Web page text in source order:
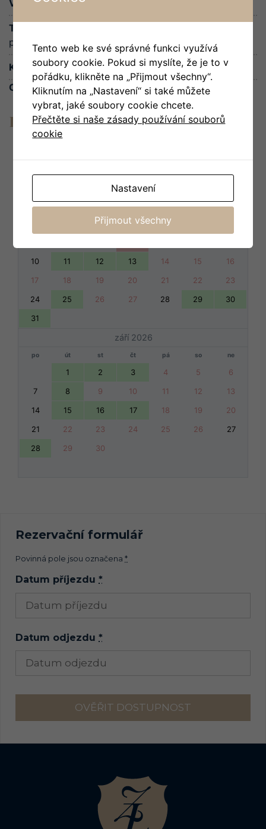
Velikost: 30m²
Typ postele:
přistýlka
Kategorie: Zámecké apartmány
Cena začína na: 2 100Kč za noc
Dostupnost
<Dříve Nyní Později>
po út st čt pá so ne
10
11 12 13 14 15
16
17
18 19 20 21 22
23
24
25 26 27 28 29
30
31
září 2026
po út st čt pá so ne
1 2 3 4 5
6
7
8 9 10 11 12
13
14
15 16 17 18 19
20
21
22 23 24 25 26
27
28
29 30
Rezervační formulář
Povinná pole jsou označena *
Datum příjezdu *
Datum odjezdu *
Tento web ke své správné funkci využívá
soubory cookie. Pokud si myslíte, že je to v
pořádku, klikněte na „Přijmout všechny“.
Kliknutím na „Nastavení“ si také můžete
vybrat, jaké soubory cookie chcete.
Přečtěte si naše zásady používání souborů
cookie
Nastavení
Přijmout všechny